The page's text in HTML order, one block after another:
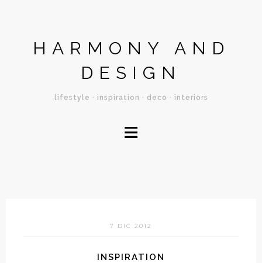
HARMONY AND
DESIGN
lifestyle · inspiration · deco · interiors
≡
7 DIC 2012
INSPIRATION